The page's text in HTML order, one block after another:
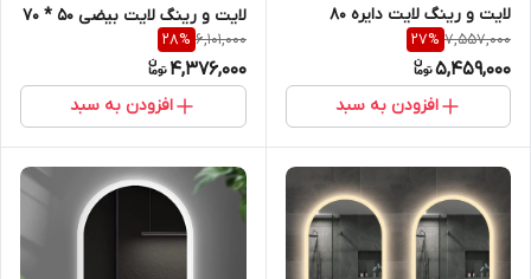
لایت و رینگ لایت دایره 80
سانتیمتر ( گرد ) مناسب
سرویس روشویی و اینه کنسول
7,557,000
27%
5,459,000
افزودن به سبد
لایت و رینگ لایت بیضی 50 * 70
سانتیمتر مناسب سرویس
روشویی و اینه کنسول سری sl
6,101,000
28%
4,376,000
افزودن به سبد